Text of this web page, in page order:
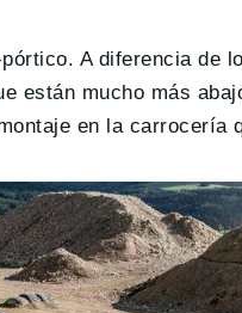
A diferencia de
están mucho más
en la carrocería